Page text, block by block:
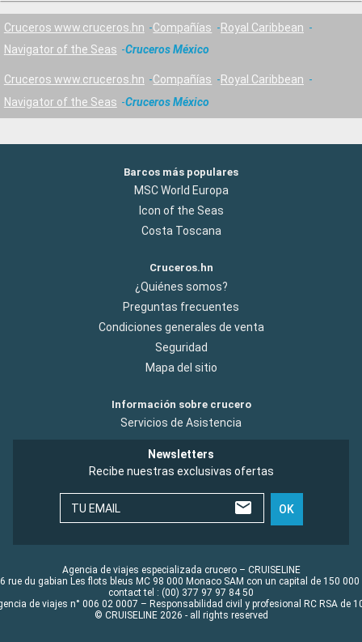
Cruceros www.cruceros.hn Compañías
Royal Caribbean
Navigator of the Seas
Cruceros México
Cruceros www.cruceros.hn Compañías
Royal Caribbean
Navigator of the Seas
Cruceros México
Barcos más populares
MSC World Europa
Icon of the Seas
Costa Toscana
Cruceros.hn
¿Quiénes somos?
Preguntas frecuentes
Condiciones generales de venta
Seguridad
Mapa del sitio
Información sobre crucero
Servicios de Asistencia
Newsletters
Recibe nuestras exclusivas ofertas
TU EMAIL OK
Agencia de viajes especializada crucero – CRUISELINE
rue du gabian Les flots bleus MC 98 000 Monaco SAM con un capital de 150 000
contact tel : (00) 377 97 97 84 50
de viajes n° 006 02 0007 – Responsabilidad civil y profesional RC RSA de
© CRUISELINE 2026 - all rights reserved